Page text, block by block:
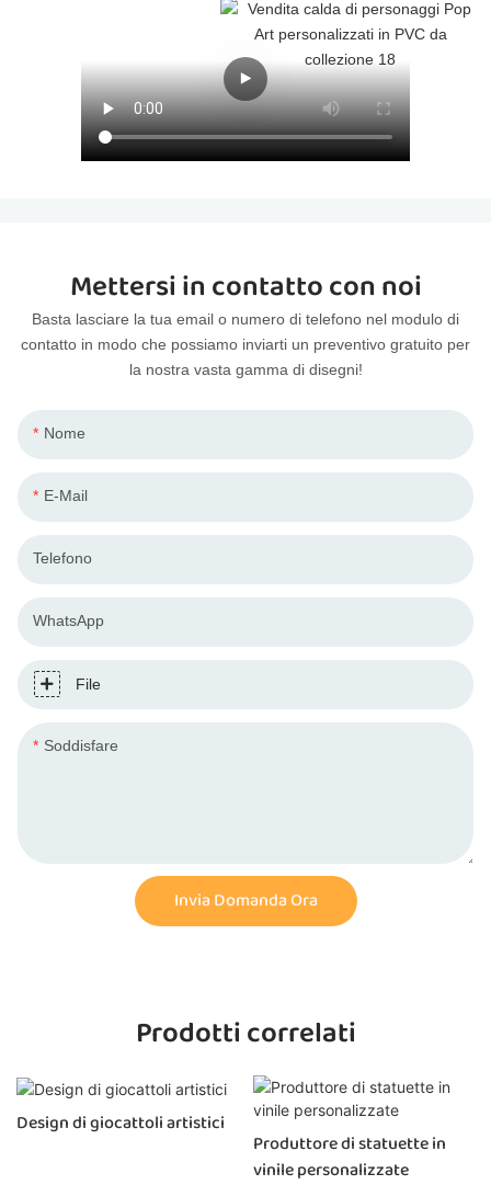
Mettersi in contatto con noi
Basta lasciare la tua email o numero di telefono nel modulo di
contatto in modo che possiamo inviarti un preventivo gratuito per
la nostra vasta gamma di disegni!
Nome
E-Mail
Telefono
WhatsApp
File
Soddisfare
Invia Domanda Ora
Prodotti correlati
Design di giocattoli artistici
Produttore di statuette in
vinile personalizzate